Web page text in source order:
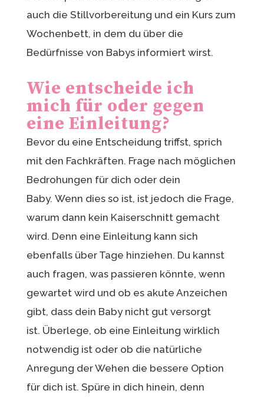
auch die Stillvorbereitung und ein Kurs zum
Wochenbett, in dem du über die
Bedürfnisse von Babys informiert wirst.
Wie entscheide ich
mich für oder gegen
eine Einleitung?
Bevor du eine Entscheidung triffst, sprich
mit den Fachkräften. Frage nach möglichen
Bedrohungen für dich oder dein
Baby. Wenn dies so ist, ist jedoch die Frage,
warum dann kein Kaiserschnitt gemacht
wird. Denn eine Einleitung kann sich
ebenfalls über Tage hinziehen. Du kannst
auch fragen, was passieren könnte, wenn
gewartet wird und ob es akute Anzeichen
gibt, dass dein Baby nicht gut versorgt
ist. Überlege, ob eine Einleitung wirklich
notwendig ist oder ob die natürliche
Anregung der Wehen die bessere Option
für dich ist. Spüre in dich hinein, denn